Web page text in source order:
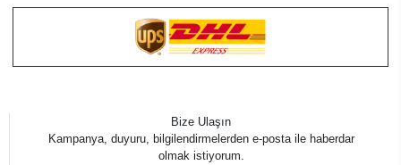
Bize Ulaşın
Kampanya, duyuru, bilgilendirmelerden e-posta ile haberdar
olmak istiyorum.